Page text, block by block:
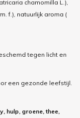
chamomilla L.),
f.), natuurlijk aroma (
tegen licht en
een gezonde leefstijl.
hulp, groene, thee,